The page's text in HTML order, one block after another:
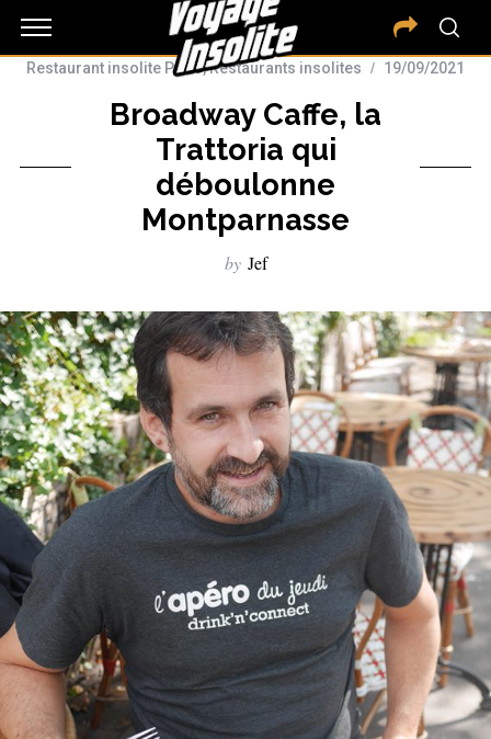
Restaurant insolite Paris,Restaurants insolites 19/09/2021
Broadway Caffe, la
Trattoria qui
déboulonne
Montparnasse
by Jef